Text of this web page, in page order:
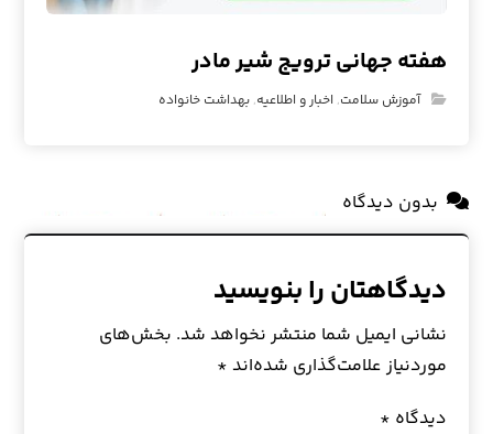
هفته جهانی ترویج شیر مادر
آموزش سلامت, اخبار و اطلاعیه,بهداشت خانواده
بدون دیدگاه
دیدگاهتان را بنویسید
نشانی ایمیل شما منتشر نخواهد شد. بخش‌های
موردنیاز علامت‌گذاری شده‌اند *
دیدگاه *